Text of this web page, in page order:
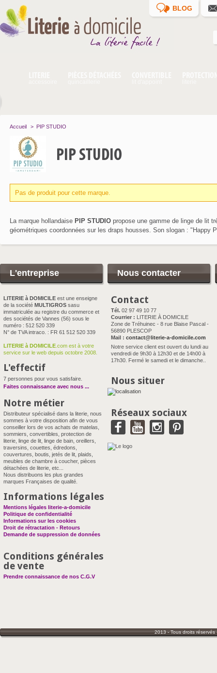
BLOG
Accueil > PIP STUDIO
PIP STUDIO
Pas de produit pour cette marque.
La marque hollandaise PIP STUDIO propose une gamme de linge de lit
géométriques coordonnées sur les draps housses. Son slogan : "Happy
L'entreprise
LITERIE à DOMICILE est une enseigne
de la société MULTIGROS sasu
immatriculée au registre du commerce et
des sociétés de Vannes (56) sous le
numéro : 512 520 339
N° de TVA intraco. : FR 61 512 520 339
LITERIE à DOMICILE .com est à votre
service sur le web depuis octobre 2008.
L'effectif
7 personnes pour vous satisfaire.
Faites connaissance avec nous ...
Notre métier
Distributeur spécialisé dans la literie, nous
sommes à votre disposition afin de vous
conseiller lors de vos achats de matelas,
sommiers, convertibles, protection de
literie, linge de lit, linge de bain, oreillers,
traversins, couettes, édredons,
couvertures, boutis, jetés de lit, plaids,
meubles de chambre à coucher, pièces
détachées de literie, etc...
Nous distribuons les plus grandes
marques Françaises de qualité.
Informations légales
Mentions légales literie-a-domicile
Politique de confidentialité
Informations sur les cookies
Droit de rétractation - Retours
Demande de suppression de données
Conditions générales
de vente
Prendre connaissance de nos C.G.V
Nous contacter
Contact
Tél. 02 97 49 10 77
Courrier : LITERIE À DOMICILE
Zone de Tréhuinec - 8 rue Blaise Pascal -
56890 PLESCOP
Mail : contact@literie-a-domicile.com
Notre service client est ouvert du lundi au
vendredi de 9h30 à 12h30 et de 14h00 à
17h30. Fermé le samedi et le dimanche..
Nous situer
Réseaux sociaux
2013 - Tous droits